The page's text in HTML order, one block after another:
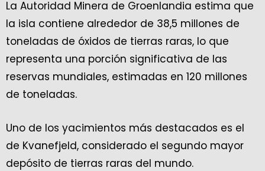
La Autoridad Minera de Groenlandia estima que
la isla contiene alrededor de 38,5 millones de
toneladas de óxidos de tierras raras, lo que
representa una porción significativa de las
reservas mundiales, estimadas en 120 millones
de toneladas.
Uno de los yacimientos más destacados es el
de Kvanefjeld, considerado el segundo mayor
depósito de tierras raras del mundo.